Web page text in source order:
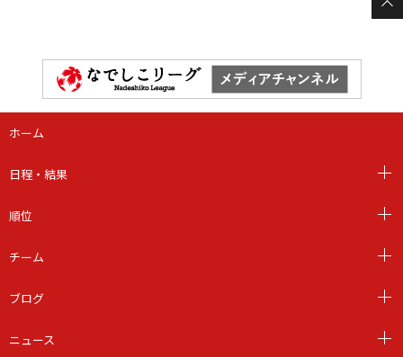
ホーム
日程・結果
順位
チーム
ブログ
ニュース